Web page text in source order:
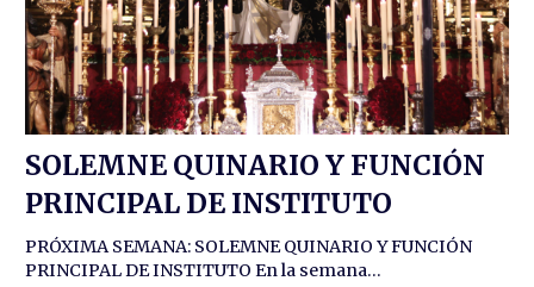
SOLEMNE QUINARIO Y FUNCIÓN
PRINCIPAL DE INSTITUTO
PRÓXIMA SEMANA: SOLEMNE QUINARIO Y FUNCIÓN
PRINCIPAL DE INSTITUTO En la semana...